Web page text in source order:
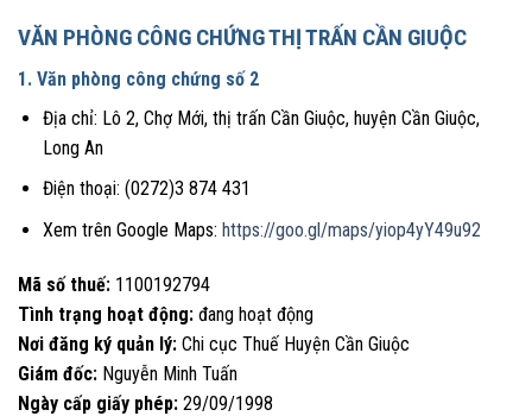
VĂN PHÒNG CÔNG CHỨNG THỊ TRẤN CẦN GIUỘC
1. Văn phòng công chứng số 2
Địa chỉ: Lô 2, Chợ Mới, thị trấn Cần Giuộc, huyện Cần Giuộc,
Long An
Điện thoại: (0272)3 874 431
Xem trên Google Maps: https://goo.gl/maps/yiop4yY49u92
Mã số thuế: 1100192794
Tình trạng hoạt động: đang hoạt động
Nơi đăng ký quản lý: Chi cục Thuế Huyện Cần Giuộc
Giám đốc: Nguyễn Minh Tuấn
Ngày cấp giấy phép: 29/09/1998